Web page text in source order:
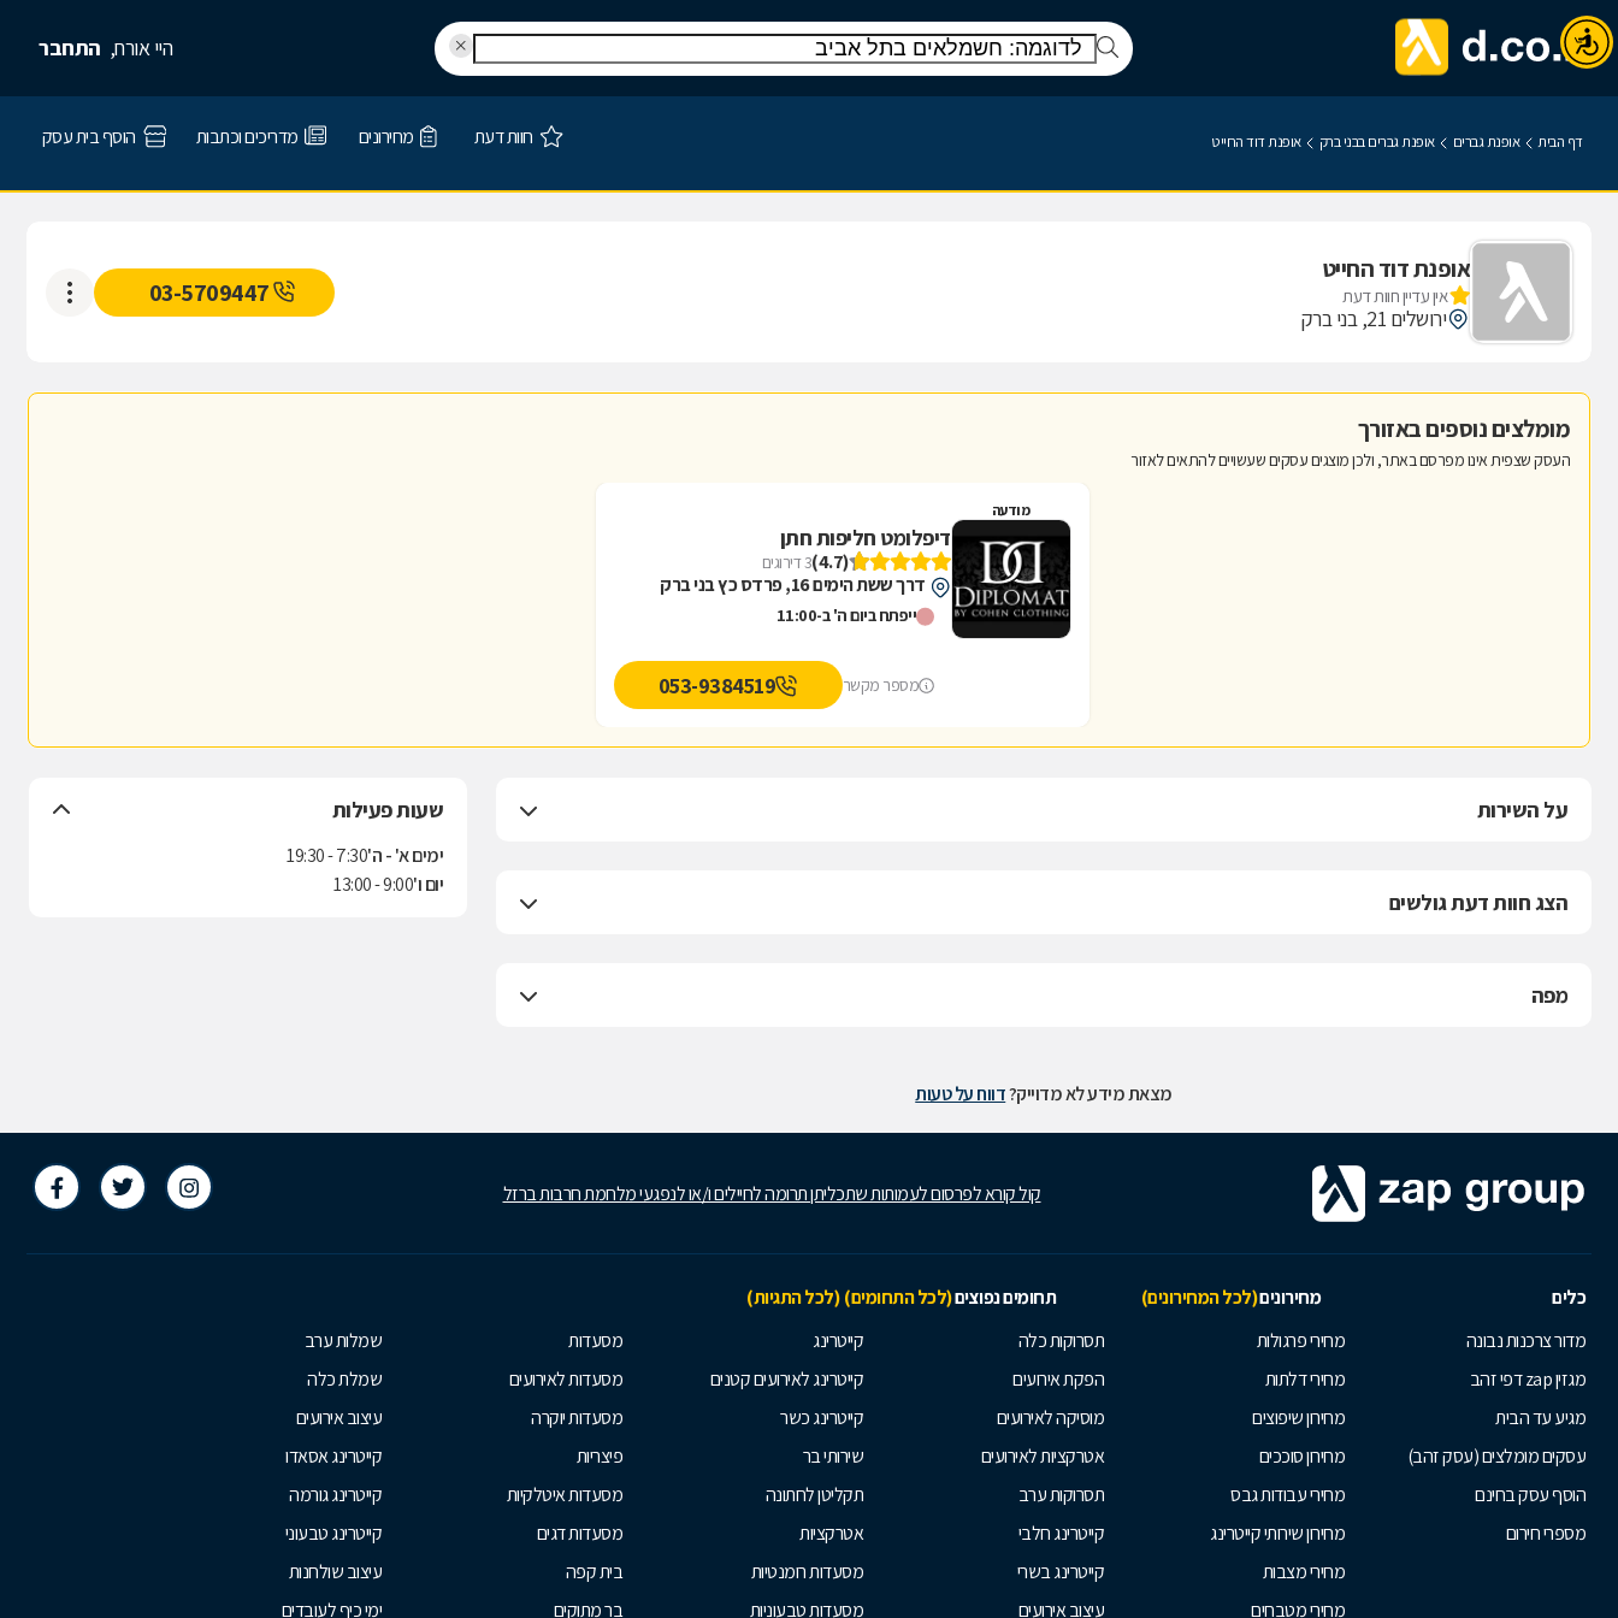
היי אורח, התחבר
דף הבית אופנת גברים אופנת גברים בבני ברק אופנת דוד החייט חוות דעת מחירונים מדריכים וכתבות הוסף בית עסק
אופנת דוד החייט
אין עדיין חוות דעת
ירושלים 21, בני ברק
03-5709447
מומלצים נוספים באזורך
העסק שצפית אינו מפרסם באתר, ולכן מוצגים עסקים שעשויים להתאים לאזור
מודעה
דיפלומט חליפות חתן
(4.7) 3 דירוגים
דרך ששת הימים 16, פרדס כץ בני ברק
ייפתח ביום ה' ב-11:00
מספר מקשר 053-9384519
על השירות
הצג חוות דעת גולשים
מפה
שעות פעילות
ימים א' - ה'7:30 - 19:30
יום ו'9:00 - 13:00
מצאת מידע לא מדוייק?דווח על טעות
קול קורא לפרסום לעמותות שתכליתן תרומה לחיילים ו/או לנפגעי מלחמת חרבות ברזל
כלים מחירונים(לכל המחירונים) תחומים נפוצים(לכל התחומים) (לכל התגיות)
מדור צרכנות נבונה
מגזין zap דפי זהב
מגיע עד הבית
עסקים מומלצים (עסק זהב)
הוסף עסק בחינם
מספרי חירום
מחירי פרגולות
מחירי דלתות
מחירון שיפוצים
מחירון סוככים
מחירי עבודות גבס
מחירון שירותי קייטרינג
מחירי מצבות
מחירי מטבחים
תסרוקות כלה
הפקת אירועים
מוסיקה לאירועים
אטרקציות לאירועים
תסרוקות ערב
קייטרינג חלבי
קייטרינג בשרי
עיצוב אירועים
קייטרינג
קייטרינג לאירועים קטנים
קייטרינג כשר
שירותי בר
תקליטן לחתונה
אטרקציות
מסעדות רומנטיות
מסעדות טבעוניות
מסעדות
מסעדות לאירועים
מסעדות יוקרה
פיצריות
מסעדות איטלקיות
מסעדות דגים
בית קפה
בר מתוקים
שמלות ערב
שמלת כלה
עיצוב אירועים
קייטרינג אסאדו
קייטרינג גורמה
קייטרינג טבעוני
עיצוב שולחנות
ימי כיף לעובדים